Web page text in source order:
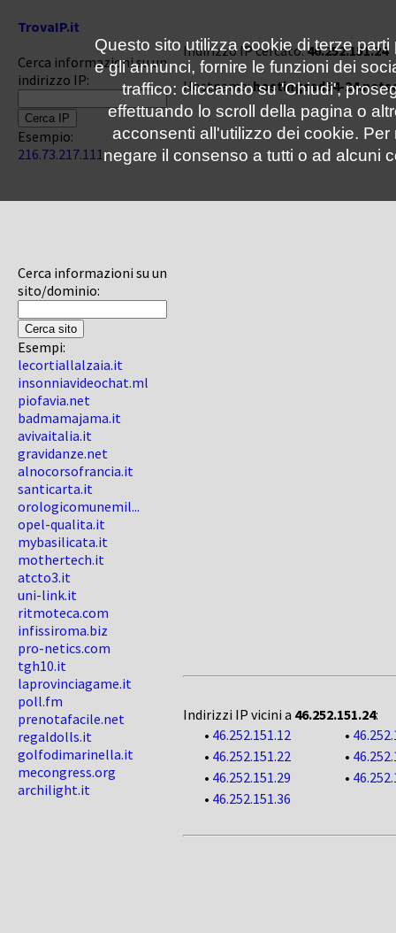
TrovaIP.it
Cerca informazioni su un
indirizzo IP:
Esempio:
216.73.217.111
Cerca informazioni su un
sito/dominio:
Esempi:
lecortiallalzaia.it
insonniavideochat.ml
piofavia.net
badmamajama.it
avivaitalia.it
gravidanze.net
alnocorsofrancia.it
santicarta.it
orologicomunemil...
opel-qualita.it
mybasilicata.it
mothertech.it
atcto3.it
uni-link.it
ritmoteca.com
infissiroma.biz
pro-netics.com
tgh10.it
laprovinciagame.it
poll.fm
prenotafacile.net
regaldolls.it
golfodimarinella.it
mecongress.org
archilight.it
Indirizzo IP cercato:46.252.151.24
Hostname:hostingssd54-
Indirizzi IP vicini a 46.252.151.24:
• 46.252.151.12 •
• 46.252.151.22 •
• 46.252.151.29 •
• 46.252.151.36
Questo sito utilizza cookie di terze
e gli annunci, fornire le funzioni dei
traffico: cliccando su 'Chiudi',
effettuando lo scroll della pagina o
acconsenti all'utilizzo dei cookie.
negare il consenso a tutti o ad alcuni